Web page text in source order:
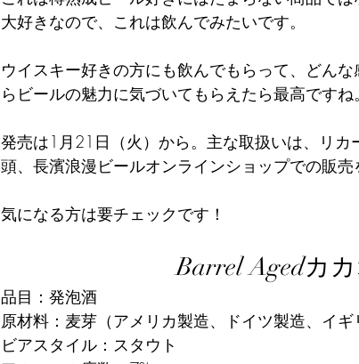
大好きなので、これは飲んでみたいです。
ウイスキー好きの方にも飲んでもらって、どん
らビールの魅力に気づいてもらえたら最高ですね。
発売は1月21日（火）から。主な取扱いは、リ
頭、長濱浪漫ビールオンラインショップでの販売
気になる方は要チェックです！
Barrel Agedカ
品目：発泡酒
原材料：麦芽（アメリカ製造、ドイツ製造、イ
ビアスタイル：スタウト